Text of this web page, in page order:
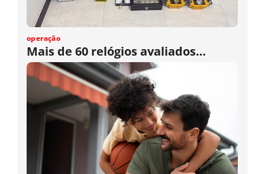
operação
Mais de 60 relógios avaliados…